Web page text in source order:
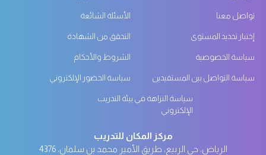
تواصل معنا الأسئلة الشائعة
إختبار تحديد المستوى التحقق من الشهادة
سياسة الخصوصية الشروط والأحكام
سياسة التواصل بين المستفيدين سياسة الحضور الإلكتروني
سياسة النزاهة في بيئة التدريب
الإلكتروني
مركز المكان للتدريب
الرياض، حي الربيع، طريق الأمير محمد بن سلمان، 4376